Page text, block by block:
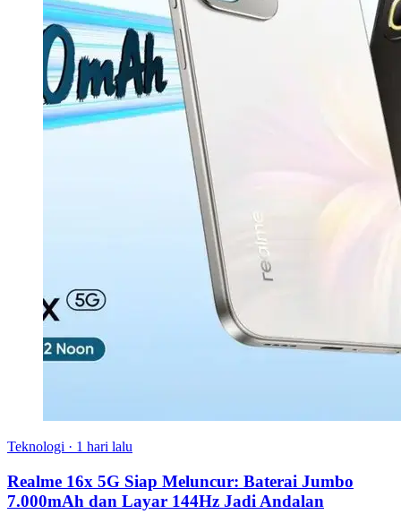
Teknologi · 1 hari lalu
Realme 16x 5G Siap Meluncur: Baterai Jumbo
7.000mAh dan Layar 144Hz Jadi Andalan